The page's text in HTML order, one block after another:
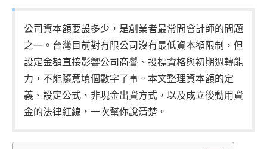
公司資本額要設多少，是創業者最常問會計師的問題
之一。台灣目前對有限公司沒有最低資本額限制，但
設定金額直接影響公司商譽、投標資格與初期週轉能
力，不能隨意填個數字了事。本文整理資本額的定
義、設定公式、非現金出資方式，以及成立後動用資
金的法律紅線，一次幫你說清楚。